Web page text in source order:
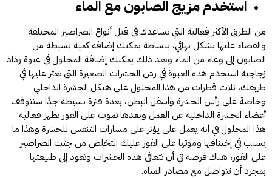
استخدم مزيج الصابون مع الماء
من الطرق الأكثر فعالية التي تساعدك في قتل أنواع الصراصير المختلفة
والقضاء عليها بشكل نهائي، ببساطة يمكنك إضافة كمية بسيطة من
الصابون إلى وعاء من الماء وبعد ذلك يمكنك إضافة المحلول في عبوة رذاذ
زجاجية استخدم هذه العبوة في رش الحشرات الصغيرة التى تعثر عليها في
طريقك، ثلاث قطرات من هذا المحلول على هيكل الحشرة الداخلي
وخاصة على رأس الحشرة وأسفل البطن، بعدة فترة بسيطة جدًا ستتوقف
أعضاء الحشرة الداخلية عن العمل وبعدها تموت على الفور تظهر فعالية
هذا المحلول في أنه يعمل على يؤثر على مسارات التنفس للحشرة وهذا ما
يسبب في إختناقها وموتها على الفور عليك التخلص من جثث الصراصير
على الفور، هناك فرصة في أن تتعافى هذه الحشرات وتعود إلى طبيعتها
بمجرد أن تتواصل مع مصادر المياه.